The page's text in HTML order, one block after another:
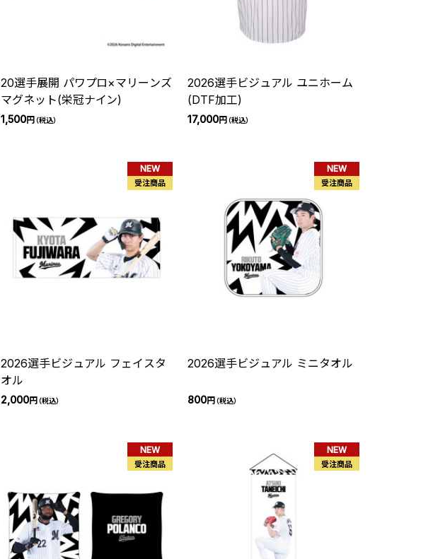
20選手展開 パワプロ×マリーンズ
マグネット(栄冠ナイン)
1,500円（税込）
2026選手ビジュアル ユニホーム
(DTF加工)
17,000円（税込）
NEW
受注商品
2026選手ビジュアル フェイスタ
オル
2,000円（税込）
NEW
受注商品
2026選手ビジュアル ミニタオル
800円（税込）
NEW
受注商品
NEW
受注商品